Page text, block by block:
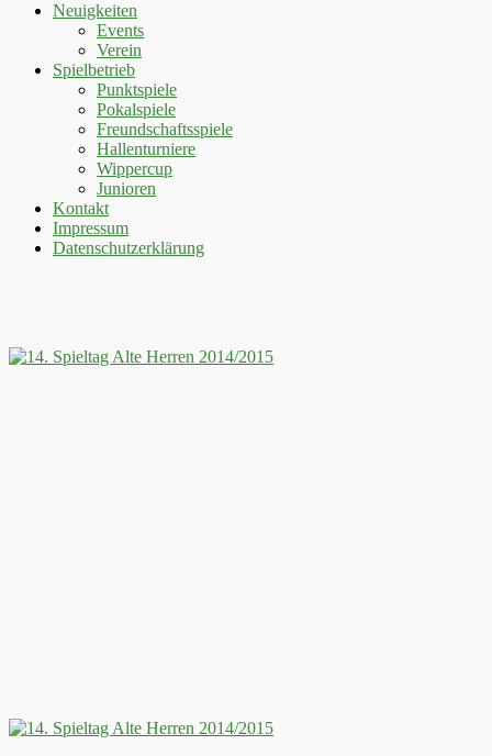
Neuigkeiten
Events
Verein
Spielbetrieb
Punktspiele
Pokalspiele
Freundschaftsspiele
Hallenturniere
Wippercup
Junioren
Kontakt
Impressum
Datenschutzerklärung